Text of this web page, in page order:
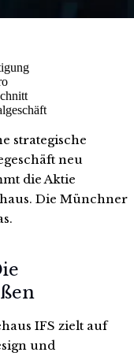
strategische
neu
die Aktie
Die Münchner
IFS zielt auf
und